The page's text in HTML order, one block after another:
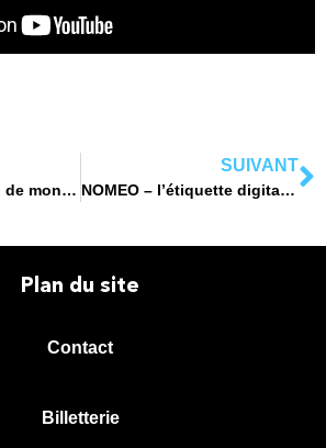
WELCO – livraison de mon colis chez mes voisins
SUIVANT
NOMEO – l’étiquette digitale par CIDEO
Plan du site
Contact
Billetterie